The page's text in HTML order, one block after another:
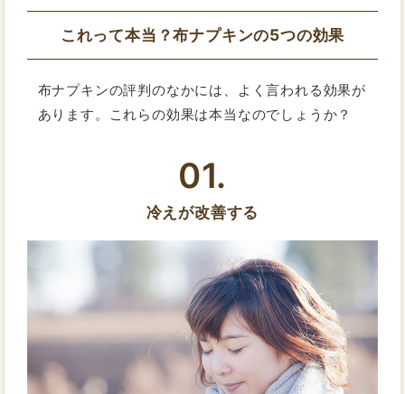
これって本当？布ナプキンの5つの効果
布ナプキンの評判のなかには、よく言われる効果が
あります。これらの効果は本当なのでしょうか？
01.
冷えが改善する